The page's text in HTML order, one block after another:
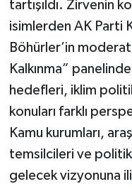
tartışıldı. Zirvenin
isimlerden AK Parti
Böhürler’in
Kalkınma”
hedefleri, iklim
konuları farklı
Kamu kurumları,
temsilcileri ve
gelecek vizyonuna